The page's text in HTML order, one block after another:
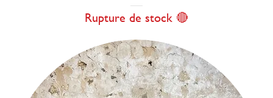
Rupture de stock 🔴